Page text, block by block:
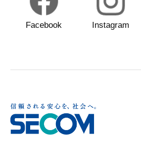
Facebook Instagram